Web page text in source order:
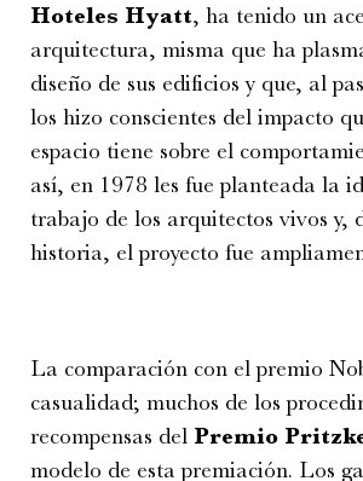
Hoteles Hyatt, ha tenido un
arquitectura, misma que ha
diseño de sus edificios y que, al
los hizo conscientes del impacto
espacio tiene sobre el
así, en 1978 les fue planteada la
trabajo de los arquitectos vivos y,
historia, el proyecto fue
La comparación con el premio
casualidad; muchos de los
recompensas del Premio
modelo de esta premiación. Los